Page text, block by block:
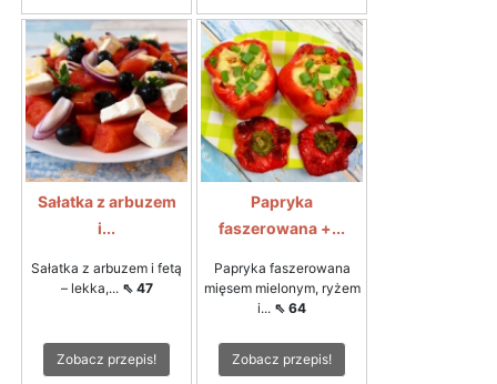
Sałatka z arbuzem
i...
Sałatka z arbuzem i fetą
– lekka,... ⇖ 47
Zobacz przepis!
Papryka
faszerowana +...
Papryka faszerowana
mięsem mielonym, ryżem
i... ⇖ 64
Zobacz przepis!